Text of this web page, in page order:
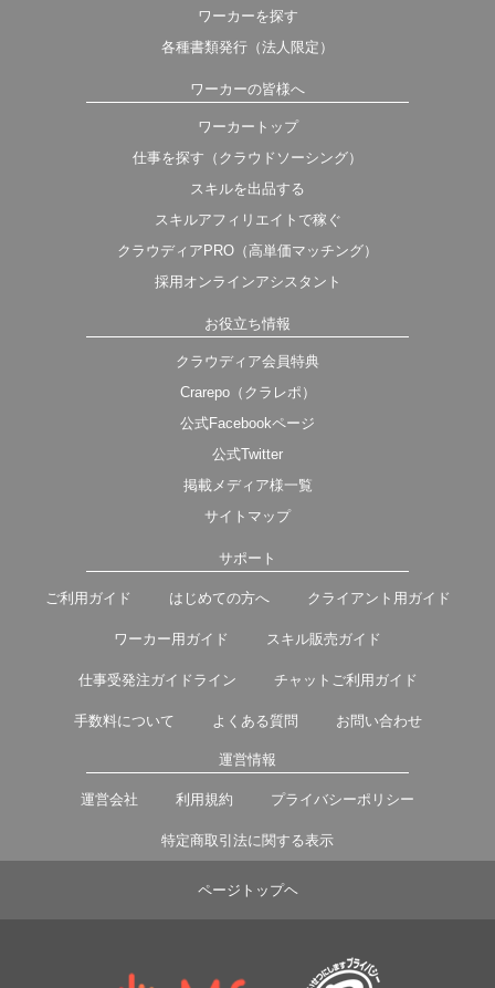
ワーカーを探す
各種書類発行（法人限定）
ワーカーの皆様へ
ワーカートップ
仕事を探す（クラウドソーシング）
スキルを出品する
スキルアフィリエイトで稼ぐ
クラウディアPRO（高単価マッチング）
採用オンラインアシスタント
お役立ち情報
クラウディア会員特典
Crarepo（クラレポ）
公式Facebookページ
公式Twitter
掲載メディア様一覧
サイトマップ
サポート
ご利用ガイド はじめての方へ クライアント用ガイド
ワーカー用ガイド スキル販売ガイド
仕事受発注ガイドライン チャットご利用ガイド
手数料について よくある質問 お問い合わせ
運営情報
運営会社 利用規約 プライバシーポリシー
特定商取引法に関する表示
ページトップヘ